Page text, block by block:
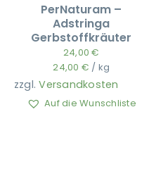
PerNaturam –
Adstringa
Gerbstoffkräuter
24,00€
24,00 € / kg
zzgl.Versandkosten
Auf die Wunschliste